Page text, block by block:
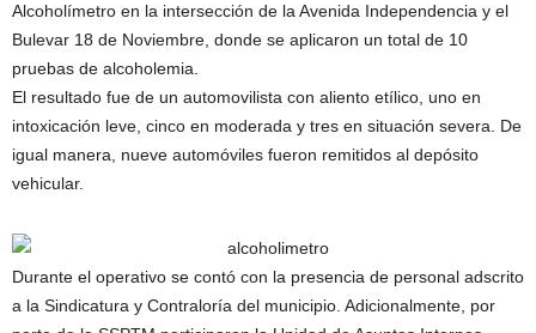
Alcoholímetro en la intersección de la Avenida Independencia y el
Bulevar 18 de Noviembre, donde se aplicaron un total de 10
pruebas de alcoholemia.
El resultado fue de un automovilista con aliento etílico, uno en
intoxicación leve, cinco en moderada y tres en situación severa. De
igual manera, nueve automóviles fueron remitidos al depósito
vehicular.
Durante el operativo se contó con la presencia de personal adscrito
a la Sindicatura y Contraloría del municipio. Adicionalmente, por